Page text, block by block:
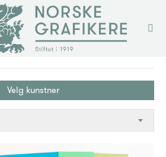
Velg kunstner